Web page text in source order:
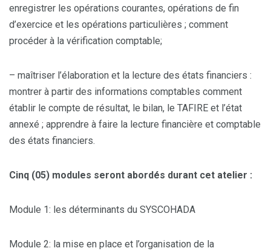
enregistrer les opérations courantes, opérations de fin
d’exercice et les opérations particulières ; comment
procéder à la vérification comptable;
– maîtriser l’élaboration et la lecture des états financiers :
montrer à partir des informations comptables comment
établir le compte de résultat, le bilan, le TAFIRE et l’état
annexé ; apprendre à faire la lecture financière et comptable
des états financiers.
Cinq (05) modules seront abordés durant cet atelier :
Module 1: les déterminants du SYSCOHADA
Module 2: la mise en place et l’organisation de la